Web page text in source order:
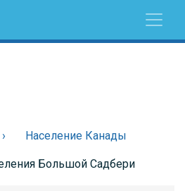
Население Канады
Большой Садбери